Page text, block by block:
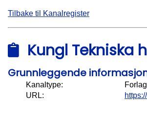
Tilbake til Kanalregister
Kungl Tekniska
Grunnleggende
Kanaltype:
Forlag
URL: